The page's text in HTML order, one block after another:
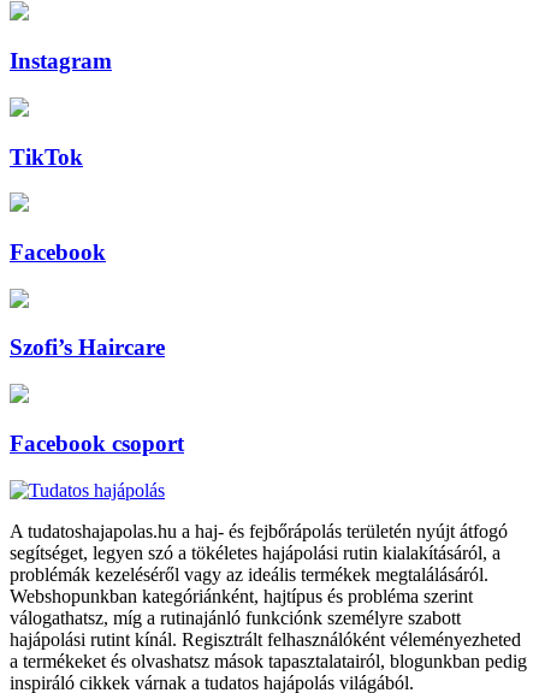
Instagram
TikTok
Facebook
Szofi’s Haircare
Facebook csoport
A tudatoshajapolas.hu a haj- és fejbőrápolás területén nyújt átfogó
segítséget, legyen szó a tökéletes hajápolási rutin kialakításáról, a
problémák kezeléséről vagy az ideális termékek megtalálásáról.
Webshopunkban kategóriánként, hajtípus és probléma szerint
válogathatsz, míg a rutinajánló funkciónk személyre szabott
hajápolási rutint kínál. Regisztrált felhasználóként véleményezheted
a termékeket és olvashatsz mások tapasztalatairól, blogunkban pedig
inspiráló cikkek várnak a tudatos hajápolás világából.